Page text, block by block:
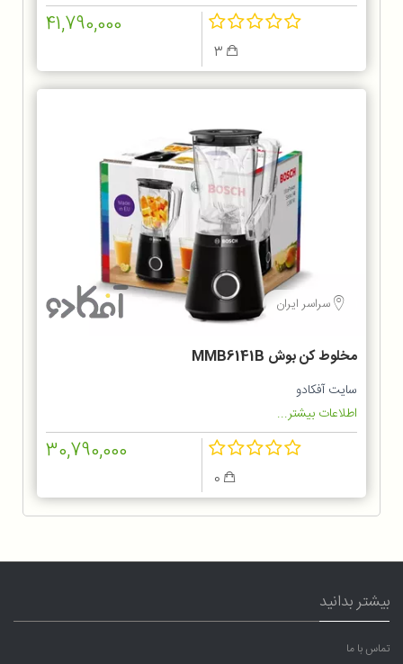
41,790,000
سراسر ایران
مخلوط کن بوش MMB6141B
سایت آفکادو
اطلاعات بیشتر...
30,790,000
بیشتر بدانید
تماس با ما